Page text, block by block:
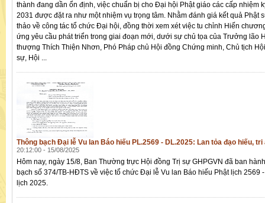
thành đang dần ổn định, việc chuẩn bị cho Đại hội Phật giáo các cấp nhiệm
2031 được đặt ra như một nhiệm vụ trọng tâm. Nhằm đánh giá kết quả Phật
thảo về công tác tổ chức Đại hội, đồng thời xem xét việc tu chỉnh Hiến
ứng yêu cầu phát triển trong giai đoạn mới, dưới sự chủ tọa của Trưởng lão
thượng Thích Thiện Nhơn, Phó Pháp chủ Hội đồng Chứng minh, Chủ tịch
sự, Hội ...
Thông bạch Đại lễ Vu lan Báo hiếu PL.2569 - DL.2025: Lan tỏa đạo hiếu,
20:12:00 - 15/08/2025
Hôm nay, ngày 15/8, Ban Thường trực Hội đồng Trị sự GHPGVN đã ban
bạch số 374/TB-HĐTS về việc tổ chức Đại lễ Vu lan Báo hiếu Phật lịch 2569
lịch 2025.